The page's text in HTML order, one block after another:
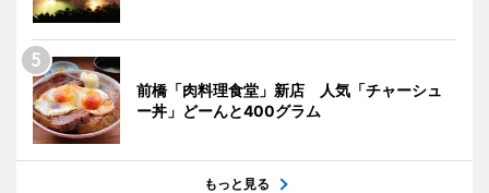
前橋「肉料理食堂」新店 人気「チャーシュ
ー丼」どーんと400グラム
もっと見る